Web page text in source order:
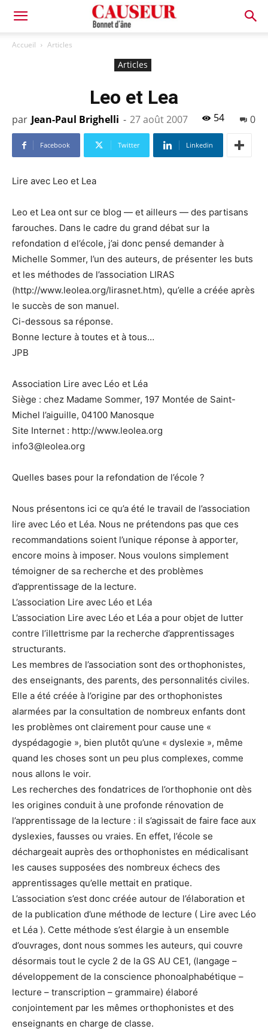
Bonnet
Accueil Articles
Articles
Leo et Lea
par Jean-Paul Brighelli - 27 août 2007 54 0
Facebook Twitter Linkedin
Lire avec Leo et Lea
Leo et Lea ont sur ce blog — et ailleurs — des partisans
farouches. Dans le cadre du grand débat sur la
refondation d el’école, j’ai donc pensé demander à
Michelle Sommer, l’un des auteurs, de présenter les buts
et les méthodes de l’association LIRAS
(http://www.leolea.org/lirasnet.htm), qu’elle a créée après
le succès de son manuel.
Ci-dessous sa réponse.
Bonne lecture à toutes et à tous…
JPB
Association Lire avec Léo et Léa
Siège : chez Madame Sommer, 197 Montée de Saint-
Michel l’aiguille, 04100 Manosque
Site Internet : http://www.leolea.org
info3@leolea.org
Quelles bases pour la refondation de l’école ?
Nous présentons ici ce qu’a été le travail de l’association
lire avec Léo et Léa. Nous ne prétendons pas que ces
recommandations soient l’unique réponse à apporter,
encore moins à imposer. Nous voulons simplement
témoigner de sa recherche et des problèmes
d’apprentissage de la lecture.
L’association Lire avec Léo et Léa
L’association Lire avec Léo et Léa a pour objet de lutter
contre l’illettrisme par la recherche d’apprentissages
structurants.
Les membres de l’association sont des orthophonistes,
des enseignants, des parents, des personnalités civiles.
Elle a été créée à l’origine par des orthophonistes
alarmées par la consultation de nombreux enfants dont
les problèmes ont clairement pour cause une «
dyspédagogie », bien plutôt qu’une « dyslexie », même
quand les choses sont un peu plus complexes, comme
nous allons le voir.
Les recherches des fondatrices de l’orthophonie ont dès
les origines conduit à une profonde rénovation de
l’apprentissage de la lecture : il s’agissait de faire face aux
dyslexies, fausses ou vraies. En effet, l’école se
déchargeait auprès des orthophonistes en médicalisant
les causes supposées des nombreux échecs des
apprentissages qu’elle mettait en pratique.
L’association s’est donc créée autour de l’élaboration et
de la publication d’une méthode de lecture ( Lire avec Léo
et Léa ). Cette méthode s’est élargie à un ensemble
d’ouvrages, dont nous sommes les auteurs, qui couvre
désormais tout le cycle 2 de la GS AU CE1, (langage –
développement de la conscience phonoalphabétique –
lecture – transcription – grammaire) élaboré
conjointement par les mêmes orthophonistes et des
enseignants en charge de classe.